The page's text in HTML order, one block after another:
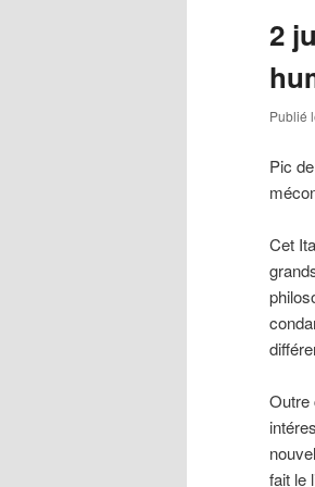
2
Publié
Pic
Cet
Outre
fait le